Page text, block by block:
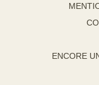
ENCORE